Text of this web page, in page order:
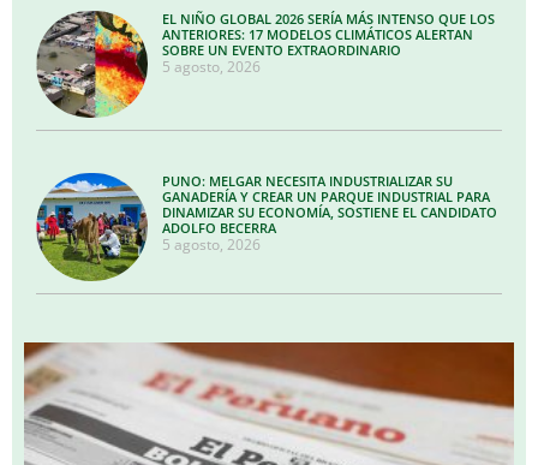
EL NIÑO GLOBAL 2026 SERÍA MÁS INTENSO QUE LOS
ANTERIORES: 17 MODELOS CLIMÁTICOS ALERTAN
SOBRE UN EVENTO EXTRAORDINARIO
5 agosto, 2026
PUNO: MELGAR NECESITA INDUSTRIALIZAR SU
GANADERÍA Y CREAR UN PARQUE INDUSTRIAL PARA
DINAMIZAR SU ECONOMÍA, SOSTIENE EL CANDIDATO
ADOLFO BECERRA
5 agosto, 2026